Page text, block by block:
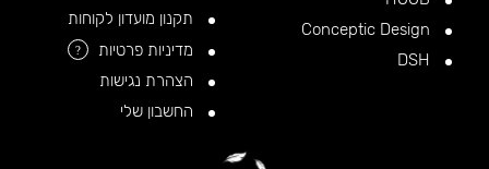
תקנון מועדון לקוחות
מדיניות פרטיות
?
הצהרת נגישות
החשבון שלי